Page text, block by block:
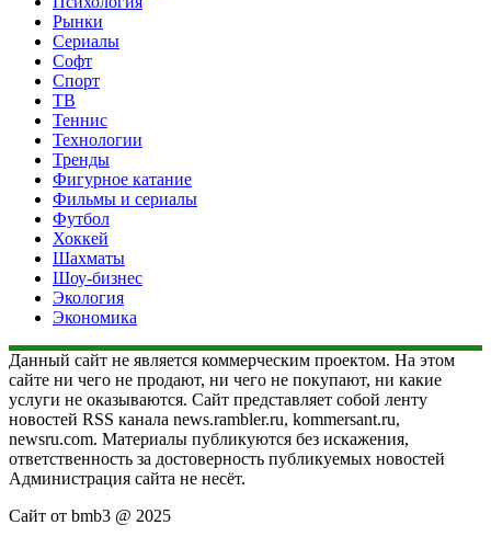
Рынки
Сериалы
Софт
Спорт
ТВ
Теннис
Технологии
Тренды
Фигурное катание
Фильмы и сериалы
Футбол
Хоккей
Шахматы
Шоу-бизнес
Экология
Экономика
Данный сайт не является коммерческим проектом. На этом
сайте ни чего не продают, ни чего не покупают, ни какие
услуги не оказываются. Сайт представляет собой ленту
новостей RSS канала news.rambler.ru, kommersant.ru,
newsru.com. Материалы публикуются без искажения,
ответственность за достоверность публикуемых новостей
Администрация сайта не несёт.
Сайт от bmb3 @ 2025